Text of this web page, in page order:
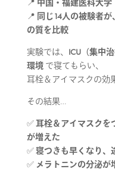
📍 中国・福建医科大学
📍 同じ14人の被験者
の質を比較
実験では、 ICU（集中
環境で寝てもらい、
耳栓＆アイマスクの効
その結果…
✅耳栓＆アイマスクを
が増えた
✅寝つきも早くなり、
✅ メラトニンの分泌が